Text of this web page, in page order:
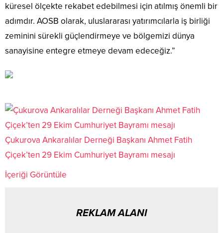
küresel ölçekte rekabet edebilmesi için atılmış önemli bir
adımdır. AOSB olarak, uluslararası yatırımcılarla iş birliği
zeminini sürekli güçlendirmeye ve bölgemizi dünya
sanayisine entegre etmeye devam edeceğiz.”
Çukurova Ankaralılar Derneği Başkanı Ahmet Fatih
Çiçek’ten 29 Ekim Cumhuriyet Bayramı mesajı
İçeriği Görüntüle
REKLAM ALANI